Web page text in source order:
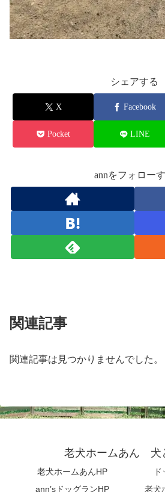
シェアする
X Facebook
Pocket LINE
annをフォロー
関連記事
関連記事は見つかりませんでした。
老犬ホームあん 犬
老犬ホームあんHP
ann’sドッグランHP
老犬